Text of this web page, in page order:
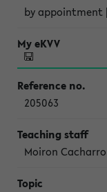
by appointment
205063
Moiron